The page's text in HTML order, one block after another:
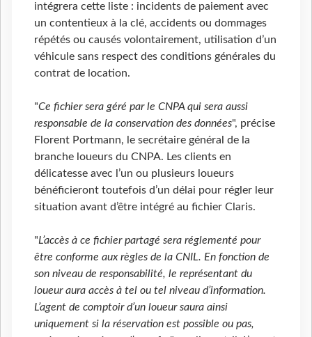
intégrera cette liste : incidents de paiement avec
un contentieux à la clé, accidents ou dommages
répétés ou causés volontairement, utilisation d’un
véhicule sans respect des conditions générales du
contrat de location.
"Ce fichier sera géré par le CNPA qui sera aussi
responsable de la conservation des données", précise
Florent Portmann, le secrétaire général de la
branche loueurs du CNPA. Les clients en
délicatesse avec l’un ou plusieurs loueurs
bénéficieront toutefois d’un délai pour régler leur
situation avant d’être intégré au fichier Claris.
"L’accès à ce fichier partagé sera réglementé pour
être conforme aux règles de la CNIL. En fonction de
son niveau de responsabilité, le représentant du
loueur aura accès à tel ou tel niveau d’information.
L’agent de comptoir d’un loueur saura ainsi
uniquement si la réservation est possible ou pas,